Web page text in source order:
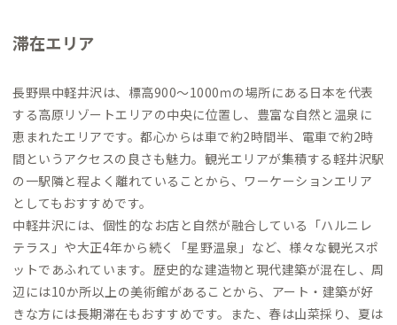
滞在エリア
長野県中軽井沢は、標高900～1000ｍの場所にある日本を代表
する高原リゾートエリアの中央に位置し、豊富な自然と温泉に
恵まれたエリアです。都心からは車で約2時間半、電車で約2時
間というアクセスの良さも魅力。観光エリアが集積する軽井沢駅
の一駅隣と程よく離れていることから、ワーケーションエリア
としてもおすすめです。
中軽井沢には、個性的なお店と自然が融合している「ハルニレ
テラス」や大正4年から続く「星野温泉」など、様々な観光スポ
ットであふれています。歴史的な建造物と現代建築が混在し、周
辺には10か所以上の美術館があることから、アート・建築が好
きな方には長期滞在もおすすめです。また、春は山菜採り、夏は